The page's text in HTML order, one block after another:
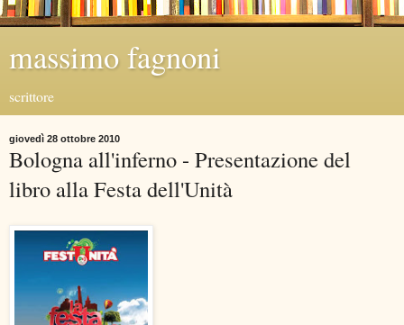
massimo fagnoni
scrittore
giovedì 28 ottobre 2010
Bologna all'inferno - Presentazione del
libro alla Festa dell'Unità